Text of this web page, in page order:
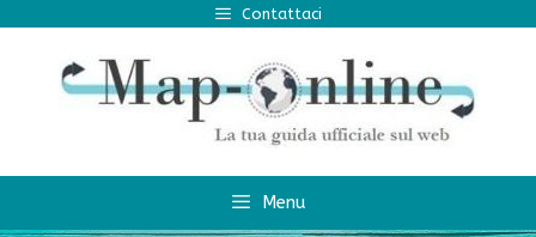
contenuto
Contattaci
Menu